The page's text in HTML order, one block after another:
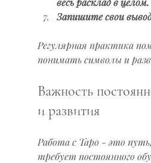
Запишите свои
Регулярная практика
понимать символы и
Важность
и развития
Работа с Таро - это
требует постоянного